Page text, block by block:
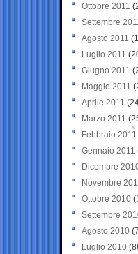
Ottobre 2011
Settembre
Agosto 2011
Luglio 2011
Giugno 2011
Maggio 2011
Aprile 2011
Marzo 2011
Febbraio 2011
Gennaio 2011
Dicembre
Novembre
Ottobre 2010
Settembre
Agosto 2010
Luglio 2010